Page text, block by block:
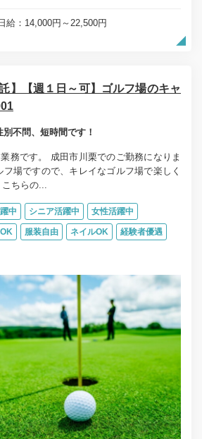
日給：14,000円～22,500円
】【週１日～可】ゴルフ場のキャ
不問、短時間です！
務です。 成田市川栗でのご勤務になりま
場ですので、キレイなゴルフ場で楽しく
ちらの...
中 シニア活躍中 女性活躍中
服装自由 ネイルOK 経験者優遇